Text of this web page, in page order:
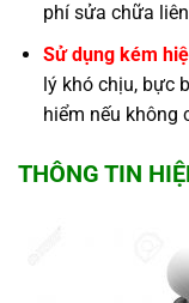
phí sửa chữa
Sử dụng kém
lý khó chịu, bực
hiểm nếu không
THÔNG TIN